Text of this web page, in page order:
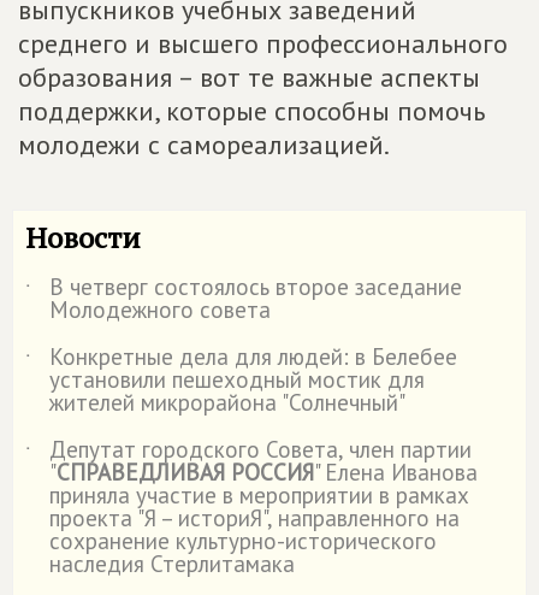
выпускников учебных заведений
среднего и высшего профессионального
образования – вот те важные аспекты
поддержки, которые способны помочь
молодежи с самореализацией.
Новости
˙ В четверг состоялось второе заседание
Молодежного совета
˙
Конкретные дела для людей: в Белебее
установили пешеходный мостик для
жителей микрорайона "Солнечный"
˙
Депутат городского Совета, член партии
"СПРАВЕДЛИВАЯ РОССИЯ" Елена Иванова
приняла участие в мероприятии в рамках
проекта "Я – историЯ", направленного на
сохранение культурно-исторического
наследия Стерлитамака